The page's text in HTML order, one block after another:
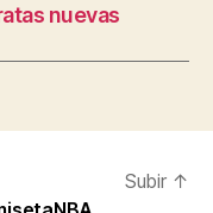
nuevas
Subir ↑